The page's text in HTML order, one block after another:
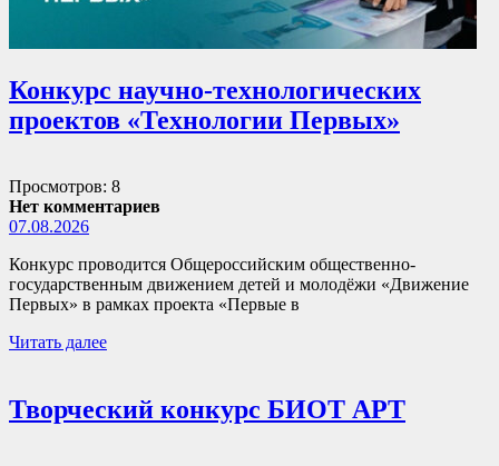
Конкурс научно-технологических
проектов «Технологии Первых»
Просмотров: 8
Нет комментариев
07.08.2026
Конкурс проводится Общероссийским общественно-
государственным движением детей и молодёжи «Движение
Первых» в рамках проекта «Первые в
Читать далее
Творческий конкурс БИОТ АРТ